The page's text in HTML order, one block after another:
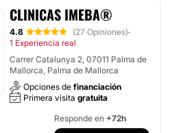
CLINICAS IMEBA®
4.8 (27 Opiniones)·
1 Experiencia real
Carrer Catalunya 2, 07011 Palma de
Mallorca, Palma de Mallorca
Opciones de financiación
Primera visita gratuita
Responde en +72h